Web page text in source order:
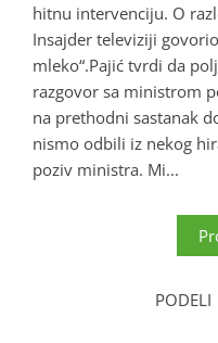
hitnu intervenciju. O
Insajder televiziji
mleko“.Pajić tvrdi da
razgovor sa ministrom
na prethodni sastanak
nismo odbili iz nekog
poziv ministra. Mi...
PODELI